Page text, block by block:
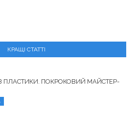
КРАЩІ СТАТТІ
ПЛАСТИКИ. ПОКРОКОВИЙ МАЙСТЕР-